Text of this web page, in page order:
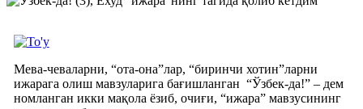
Мева-чеваларни, “ота-она”лар, “биринчи хотин”ларни
ижарага олиш мавзуларига бағишланган “Ўзбек-да!” – дем
номланган икки мақола ёзиб, очиғи, “ижара” мавзусининг